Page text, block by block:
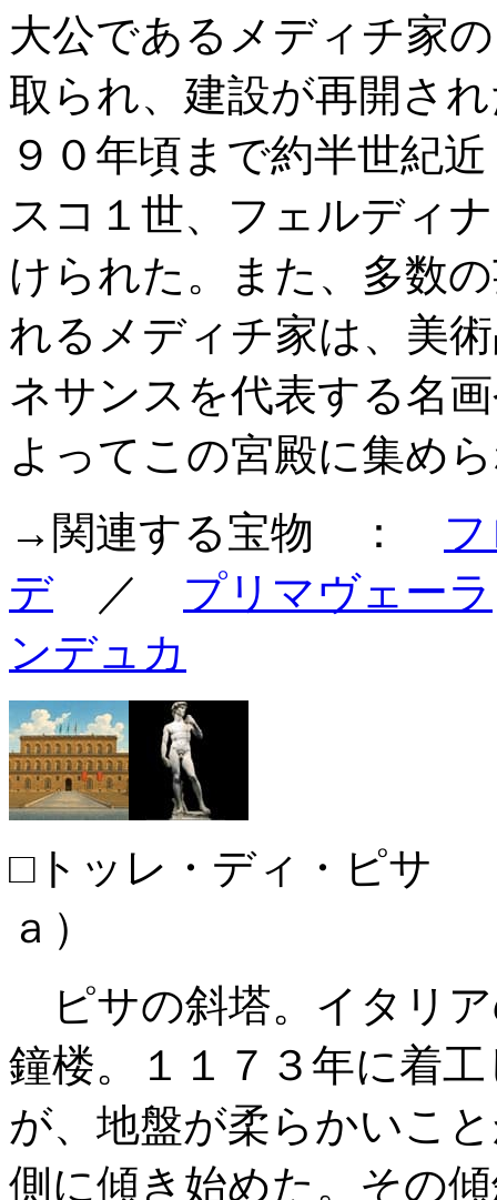
大公であるメディチ家
取られ、建設が再開さ
９０年頃まで約半世紀
スコ１世、フェルディ
けられた。また、多数
れるメディチ家は、美
ネサンスを代表する名
よってこの宮殿に集め
→関連する宝物 ：
デ／ プリマヴェーラ
ンデュカ
□トッレ・ディ・ピサ
ａ）
ピサの斜塔。イタリ
鐘楼。１１７３年に着
が、地盤が柔らかいこ
側に傾き始めた。その